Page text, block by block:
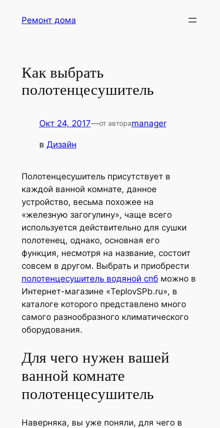
Ремонт дома
Как выбрать
полотенцесушитель
Окт 24, 2017—от автораmanager
в Дизайн
Полотенцесушитель присутствует в
каждой ванной комнате, данное
устройство, весьма похожее на
«железную загогулину», чаще всего
используется действительно для сушки
полотенец, однако, основная его
функция, несмотря на название, состоит
совсем в другом. Выбрать и приобрести
полотенцесушитель водяной спбможно в
Интернет-магазине «TeplovSPb.ru», в
каталоге которого представлено много
самого разнообразного климатического
оборудования.
Для чего нужен вашей
ванной комнате
полотенцесушитель
Наверняка, вы уже поняли, для чего в